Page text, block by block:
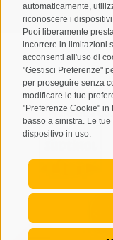
automaticamente,
riconoscere i
Puoi liberamente
incorrere in limitazioni
acconsenti all'uso di
"Gestisci Preferenze"
per proseguire senza
modificare le tue
"Preferenze Cookie"
basso a sinistra. Le
dispositivo in uso.
Mappa del sito •
Preferenze